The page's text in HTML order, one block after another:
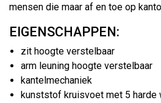
mensen die maar af en toe op
EIGENSCHAPPEN:
zit hoogte verstelbaar
arm leuning hoogte verstelbaar
kantelmechaniek
kunststof kruisvoet met 5 harde